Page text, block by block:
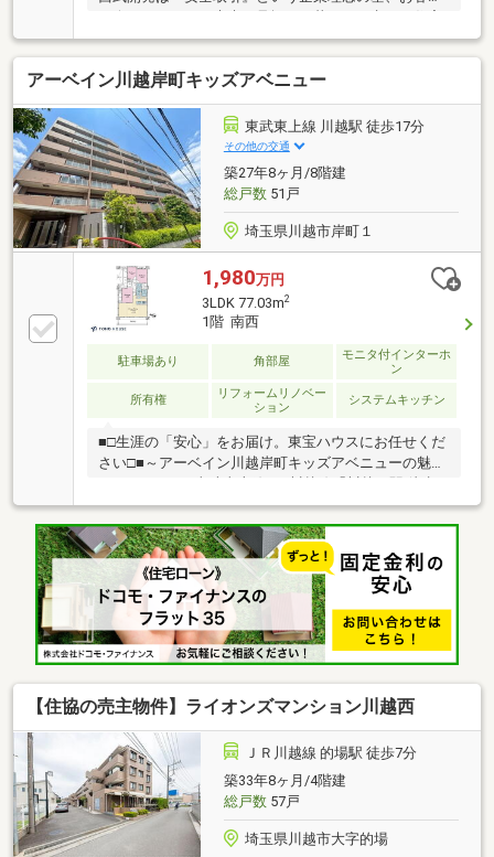
の今だけではなく未来を見据えた暮らしを考え、住宅
のご提案をしています。また、子育て・教育・保険・
貯蓄など、お客様の日常に少しでも安心をお届けでき
るようリフォーム事業や地域情報誌の発行、保険や霊
園事業など多角的に企業活動を行っております。地元
で暮らす方々を少しでも支えていけるようにと全社一
丸となって取り組んでおります。いつも近くにいて寄
り添ってくれる、ちょっと“おせっかい”だと思われて
もいざというときに頼りになる存在私たちはそんな地
元の暮らしを支える総合商社を目指しています。
アーベイン川越岸町キッズアベニュー
東武東上線 川越駅 徒歩17分
その他の交通
築27年8ヶ月/8階建
総戸数51戸
埼玉県川越市岸町１
1,980万円
3LDK 77.03m2
1階 南西
駐車場あり 角部屋
モニタ付インターホ
ン
所有権
リフォームリノベー
ション
システムキッチン
■□生涯の「安心」をお届け。東宝ハウスにお任せくだ
さい□■～アーベイン川越岸町キッズアベニューの魅力
～§アクセス・東武東上線/JR川越線「川越」駅 徒歩
17分§8階建て1階部分のお部屋です。§南西テラスに
繋がる、明るく開放的なLDK。§リビングと隣接する
洋室の引き戸を開放し、約25.8帖の空間として利用可
能。§水まわりが集約された家事動線が良好な間取り
です。§全居室収納付きで、居住スペースをすっきり
広々と活用できます。§周辺環境・ファミリーマート
川越岸町一丁目店 徒歩3分・川越市立仙波小学校
徒歩10分・川越市立砂中学校 徒歩9分・仙波河岸史
【住協の売主物件】ライオンズマンション川越西
ＪＲ川越線 的場駅 徒歩7分
築33年8ヶ月/4階建
総戸数57戸
埼玉県川越市大字的場